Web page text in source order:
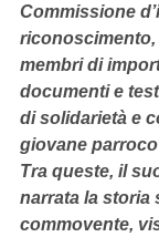
Commissione
riconoscimento,
membri di
documenti e
di solidarietà e
giovane
Tra queste, il
narrata la storia
commovente,